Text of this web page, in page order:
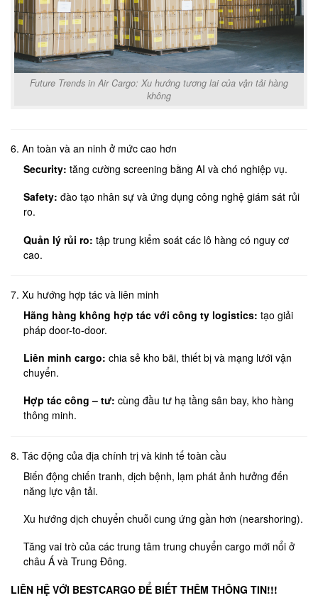
Future Trends in Air Cargo: Xu hướng tương lai của vận tải hàng
không
6. An toàn và an ninh ở mức cao hơn
Security: tăng cường screening bằng AI và chó nghiệp vụ.
Safety: đào tạo nhân sự và ứng dụng công nghệ giám sát rủi
ro.
Quản lý rủi ro: tập trung kiểm soát các lô hàng có nguy cơ
cao.
7. Xu hướng hợp tác và liên minh
Hãng hàng không hợp tác với công ty logistics: tạo giải
pháp door-to-door.
Liên minh cargo: chia sẻ kho bãi, thiết bị và mạng lưới vận
chuyển.
Hợp tác công – tư: cùng đầu tư hạ tầng sân bay, kho hàng
thông minh.
8. Tác động của địa chính trị và kinh tế toàn cầu
Biến động chiến tranh, dịch bệnh, lạm phát ảnh hưởng đến
năng lực vận tải.
Xu hướng dịch chuyển chuỗi cung ứng gần hơn (nearshoring).
Tăng vai trò của các trung tâm trung chuyển cargo mới nổi ở
châu Á và Trung Đông.
LIÊN HỆ VỚI BESTCARGO ĐỂ BIẾT THÊM THÔNG TIN!!!